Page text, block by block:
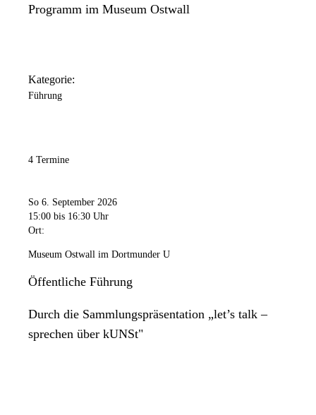
Programm im Museum Ostwall
Kategorie:
Führung
4 Termine
So 6. September 2026
15:00 bis 16:30 Uhr
Ort:
Museum Ostwall im Dortmunder U
Öffentliche Führung
Durch die Sammlungspräsentation „let’s talk –
sprechen über kUNSt"